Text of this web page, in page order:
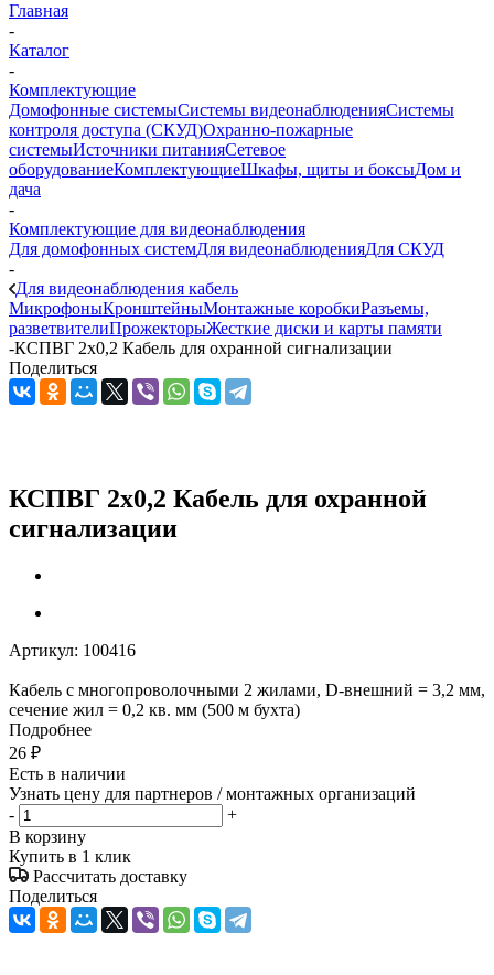
Главная
-
Каталог
-
Комплектующие
Домофонные системыСистемы видеонаблюденияСистемы
контроля доступа (СКУД)Охранно-пожарные
системыИсточники питанияСетевое
оборудованиеКомплектующиеШкафы, щиты и боксыДом и
дача
-
Комплектующие для видеонаблюдения
Для домофонных системДля видеонаблюденияДля СКУД
-
Для видеонаблюдения кабель
МикрофоныКронштейныМонтажные коробкиРазъемы,
разветвителиПрожекторыЖесткие диски и карты памяти
-КСПВГ 2х0,2 Кабель для охранной сигнализации
Поделиться
КСПВГ 2х0,2 Кабель для охранной
сигнализации
Артикул: 100416
Кабель с многопроволочными 2 жилами, D-внешний = 3,2 мм,
сечение жил = 0,2 кв. мм (500 м бухта)
Подробнее
26 ₽
Есть в наличии
Узнать цену для партнеров / монтажных организаций
-
+
В корзину
Купить в 1 клик
Рассчитать доставку
Поделиться